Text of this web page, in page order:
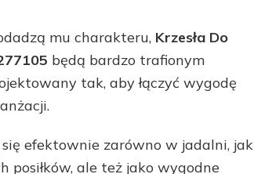
mu charakteru, Krzesła Do
będą bardzo trafionym
tak, aby łączyć wygodę
efektownie zarówno w jadalni, jak
posiłków, ale też jako wygodne